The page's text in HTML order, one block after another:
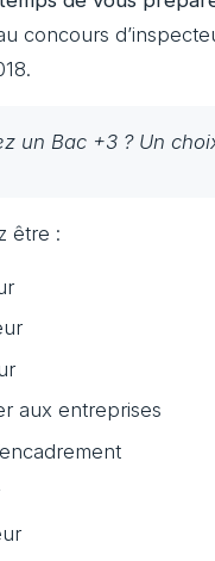
concours
un Bac +3 ? Un
être :
aux entreprises